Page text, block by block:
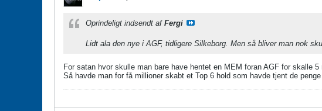
Oprindeligt indsendt af Fergi
Lidt ala den nye i AGF, tidligere Silkeborg. Men så bliver man nok
For satan hvor skulle man bare have hentet en MEM foran AGF for skalle
Så havde man for få millioner skabt et Top 6 hold som havde tjent de